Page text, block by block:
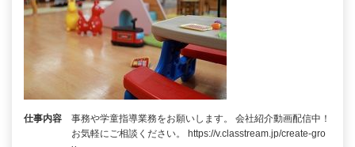
仕事内容
事務や学童指導業務をお願いします。 会社紹介動画配信中！
お気軽にご相談ください。 https://v.classtream.jp/create-gro